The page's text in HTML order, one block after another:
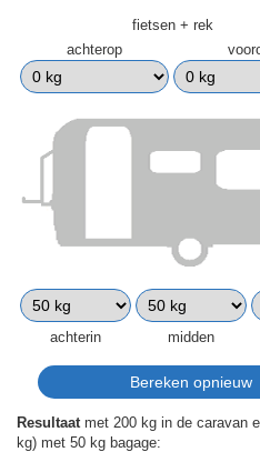
fietsen + rek
achterop
achterin midden
Resultaat met 200 kg in de caravan
kg) met 50 kg bagage: